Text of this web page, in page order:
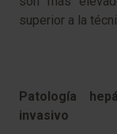
superior a la
Patología
invasivo